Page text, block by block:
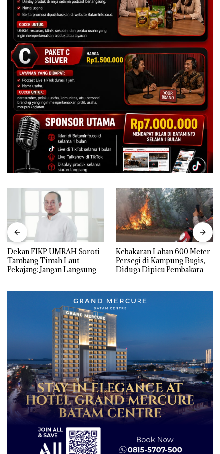
Dekan FIKP UMRAH Soroti
Tambang Timah Laut
Pekajang: Jangan Langsung
Kebakaran Lahan 600 Meter
Persegi di Kampung Bugis,
Diduga Dipicu Pembakaran